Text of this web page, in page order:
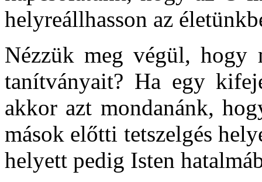
helyreállhasson az
Nézzük meg végül, hogy
tanítványait? Ha egy
akkor azt mondanánk,
mások előtti tetszelgés
helyett pedig Isten